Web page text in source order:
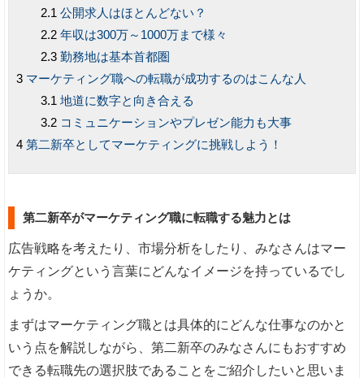
公開求人はほとんどない？
年収は300万～1000万まで様々
勤務地は基本首都圏
マーケティング職への転職が成功するのはこんな人
地道に数字と向き合える
コミュニケーションやプレゼン能力も大事
第二新卒としてマーケティングに挑戦しよう！
第二新卒がマーケティング職に転職する魅力とは
広告戦略を考えたり、市場分析をしたり、みなさんはマー
ケティングという言葉にどんなイメージを持っているでし
ょうか。
まずはマーケティング職とは具体的にどんな仕事なのかと
いう点を解説しながら、第二新卒のみなさんにもおすすめ
できる転職先の選択肢であることをご紹介したいと思いま